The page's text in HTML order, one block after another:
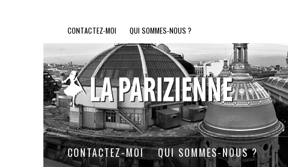
CONTACTEZ-MOI QUI SOMMES-NOUS ?
CONTACTEZ-MOI QUI SOMMES-NOUS ?